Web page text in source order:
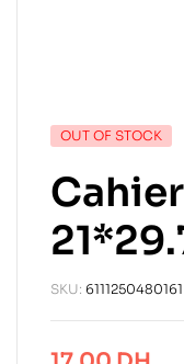
OUT OF STOCK
SKU: 6111250480161